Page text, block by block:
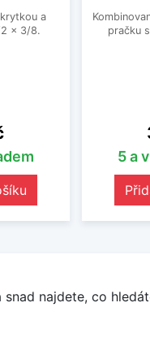
a
x 3/8.
pračku
5 a
najdete, co